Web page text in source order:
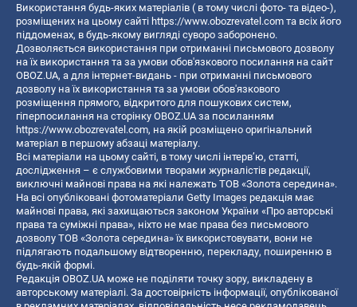
Використання будь-яких матеріалів ( в тому числі фото- та відео-),
розміщених на цьому сайті https://www.obozrevatel.com та всіх його
піддоменах, в будь-якому вигляді суворо заборонено.
Дозволяється використання при отриманні письмового дозволу
на їх використання та за умови обов'язкового посилання на сайт
OBOZ.UA, а для інтернет-видань - при отриманні письмового
дозволу на їх використання та за умови обов'язкового
розміщення прямого, відкритого для пошукових систем,
гіперпосилання на сторінку OBOZ.UA за посиланням
https://www.obozrevatel.com, на якій розміщено оригінальний
матеріал в першому абзаці матеріалу.
Всі матеріали на цьому сайті, в тому числі інтерв’ю, статті,
дослідження – є службовими творами журналістів редакції,
виключні майнові права на які належать ТОВ «Золота середина».
На всі опубліковані фотоматеріали Getty Images редакція має
майнові права, які захищаються законом України «Про авторські
права та суміжні права», ніхто не має права без письмового
дозволу ТОВ «Золота середина» їх використовувати, вони не
підлягають подальшому відтворенню, перекладу, поширенню в
будь-якій формі.
Редакція OBOZ.UA може не поділяти точку зору, викладену в
авторському матеріалі. За достовірність інформації, опублікованої